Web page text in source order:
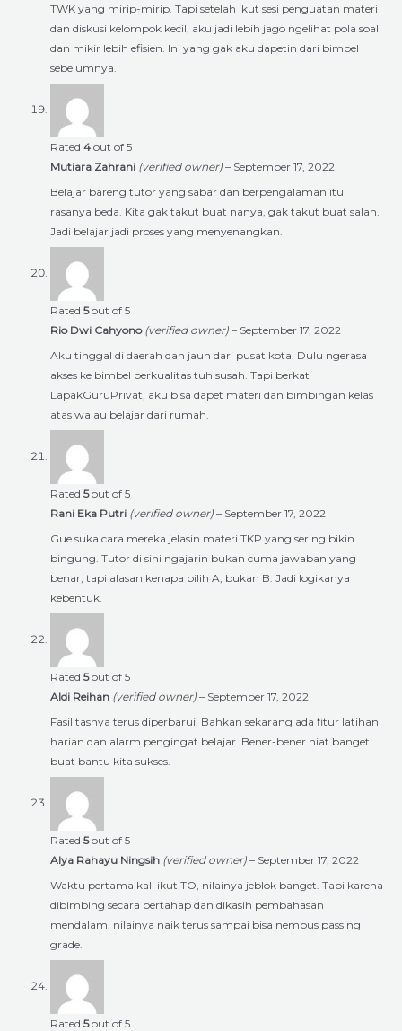
TWK yang mirip-mirip. Tapi setelah ikut sesi penguatan materi
dan diskusi kelompok kecil, aku jadi lebih jago ngelihat pola soal
dan mikir lebih efisien. Ini yang gak aku dapetin dari bimbel
sebelumnya.
Rated 4 out of 5
Mutiara Zahrani (verified owner) – September 17, 2022
Belajar bareng tutor yang sabar dan berpengalaman itu
rasanya beda. Kita gak takut buat nanya, gak takut buat salah.
Jadi belajar jadi proses yang menyenangkan.
Rated 5out of 5
Rio Dwi Cahyono (verified owner) – September 17, 2022
Aku tinggal di daerah dan jauh dari pusat kota. Dulu ngerasa
akses ke bimbel berkualitas tuh susah. Tapi berkat
LapakGuruPrivat, aku bisa dapet materi dan bimbingan kelas
atas walau belajar dari rumah.
Rated 5out of 5
Rani Eka Putri (verified owner) – September 17, 2022
Gue suka cara mereka jelasin materi TKP yang sering bikin
bingung. Tutor di sini ngajarin bukan cuma jawaban yang
benar, tapi alasan kenapa pilih A, bukan B. Jadi logikanya
kebentuk.
Rated 5out of 5
Aldi Reihan (verified owner) – September 17, 2022
Fasilitasnya terus diperbarui. Bahkan sekarang ada fitur latihan
harian dan alarm pengingat belajar. Bener-bener niat banget
buat bantu kita sukses.
Rated 5out of 5
Alya Rahayu Ningsih (verified owner) – September 17, 2022
Waktu pertama kali ikut TO, nilainya jeblok banget. Tapi karena
dibimbing secara bertahap dan dikasih pembahasan
mendalam, nilainya naik terus sampai bisa nembus passing
grade.
Rated 5out of 5